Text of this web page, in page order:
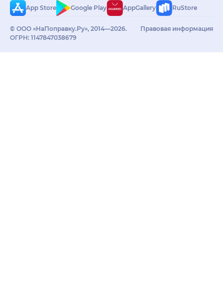
App Store
Google Play AppGallery RuStore
© ООО «НаПоправку.Ру», 2014—2026.
ОГРН: 1147847038679
Правовая информация